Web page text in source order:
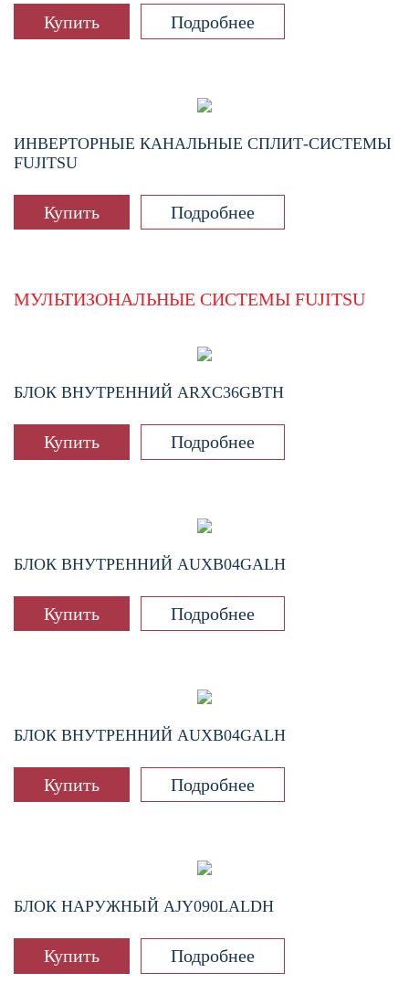
Купить Подробнее
ИНВЕРТОРНЫЕ КАНАЛЬНЫЕ СПЛИТ-СИСТЕМЫ
FUJITSU
Купить Подробнее
МУЛЬТИЗОНАЛЬНЫЕ СИСТЕМЫ FUJITSU
БЛОК ВНУТРЕННИЙ ARXC36GBTH
Купить Подробнее
БЛОК ВНУТРЕННИЙ AUXB04GALH
Купить Подробнее
БЛОК ВНУТРЕННИЙ AUXB04GALH
Купить Подробнее
БЛОК НАРУЖНЫЙ AJY090LALDH
Купить Подробнее